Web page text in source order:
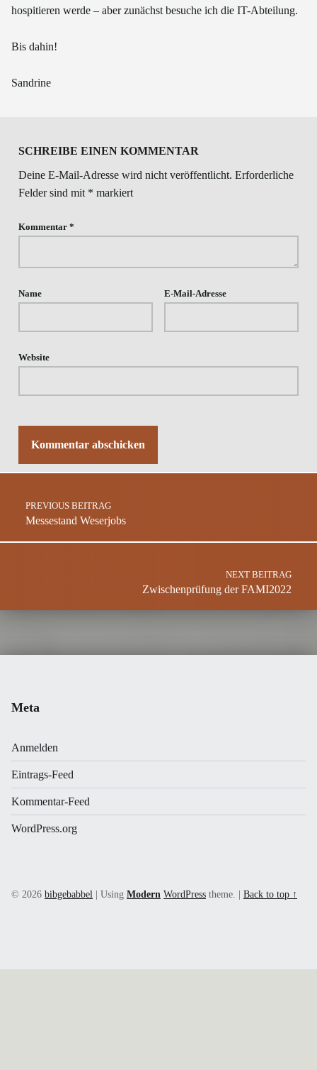
hospitieren werde – aber zunächst besuche ich die IT-Abteilung.
Bis dahin!
Sandrine
SCHREIBE EINEN KOMMENTAR
Deine E-Mail-Adresse wird nicht veröffentlicht. Erforderliche
Felder sind mit * markiert
Kommentar *
Name E-Mail-Adresse
Website
Post navigation
PREVIOUS BEITRAG
Messestand Weserjobs
NEXT BEITRAG
Zwischenprüfung der FAMI2022
Meta
Anmelden
Eintrags-Feed
Kommentar-Feed
WordPress.org
© 2026 bibgebabbel | Using Modern WordPress theme. | Back to top ↑